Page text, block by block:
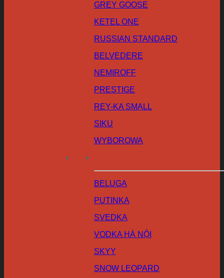
GREY GOOSE
KETEL ONE
RUSSIAN STANDARD
BELVEDERE
NEMIROFF
PRESTIGE
REY-KA SMALL
SIKU
WYBOROWA
BELUGA
PUTINKA
SVEDKA
VODKA HÀ NỘI
SKYY
SNOW LEOPARD